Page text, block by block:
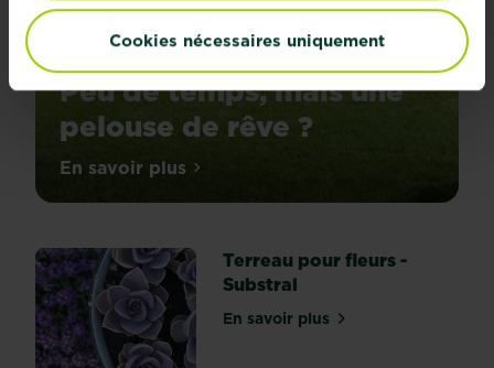
Cookies nécessaires uniquement
Peu de temps, mais une
pelouse de rêve ?
En savoir plussur Peu de temps, mais une pelouse de
Terreau pour fleurs -
Substral
En savoir plussur Terreau pour fleurs -